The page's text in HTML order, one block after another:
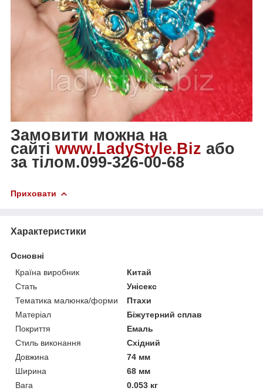
Замовити можна на
сайті www.LadyStyle.Biz або
за тілом.099-326-00-68
Приховати
Характеристики
Основні
Країна виробник
Китай
Стать
Унісекс
Тематика малюнка/форми
Птахи
Матеріал
Біжутерний сплав
Покриття
Емаль
Стиль виконання
Східний
Довжина
74 мм
Ширина
68 мм
Вага
0.053 кг